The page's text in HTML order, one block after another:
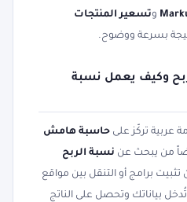
وتسعير المنتجات
بسرعة ووضوح.
وكيف يعمل نسبة
عربية تركّز على حاسبة هامش
من يبحث عن نسبة الربح
تثبيت برامج أو التنقل بين مواقع
بياناتك وتحصل على الناتج